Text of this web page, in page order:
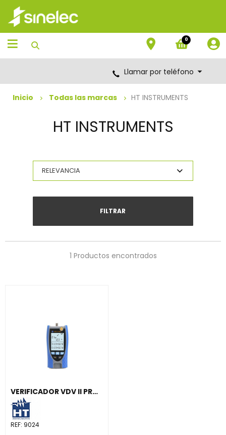
Saltar
contenido
Saltar
menú
de
navegación
0
Llamar por teléfono
Inicio Todas las marcas HT INSTRUMENTS
HT INSTRUMENTS
FILTRAR
1 Productos encontrados
VERIFICADOR VDV II PRO CABLES REDES LAN
REF: 9024